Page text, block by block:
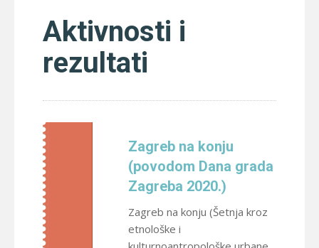
Aktivnosti i
rezultati
Zagreb na konju
(povodom Dana grada
Zagreba 2020.)
Zagreb na konju (Šetnja kroz
etnološke i